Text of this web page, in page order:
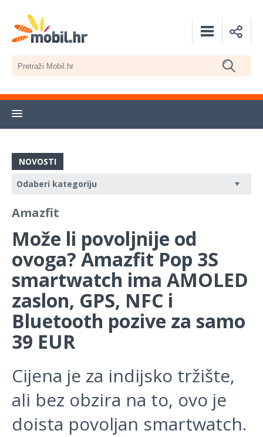
NOVOSTI
Amazfit
Može li povoljnije od
ovoga? Amazfit Pop 3S
smartwatch ima AMOLED
zaslon, GPS, NFC i
Bluetooth pozive za samo
39 EUR
Cijena je za indijsko tržište,
ali bez obzira na to, ovo je
doista povoljan smartwatch.